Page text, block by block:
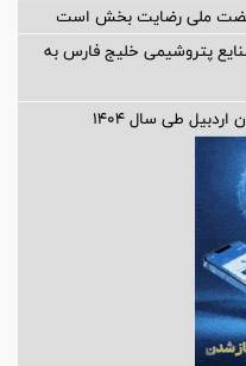
ملی رضایت بخش است
شرکت صنایع پتروشیمی خلیج فارس به